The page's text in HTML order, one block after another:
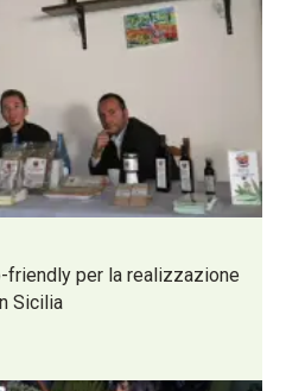
friendly per la realizzazione
Sicilia